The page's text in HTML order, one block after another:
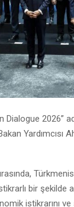
Dialogue 2026”
Yardımcısı
bir
istikrarını